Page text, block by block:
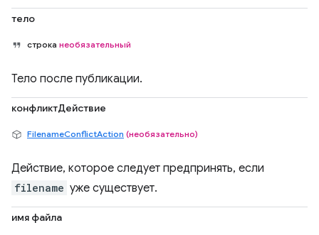
тело
строка необязательный
Тело после публикации.
конфликтДействие
FilenameConflictAction (необязательно)
Действие, которое следует предпринять, если
filename уже существует.
имя файла